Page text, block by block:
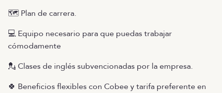
🗺️ Plan de carrera.
💻 Equipo necesario para que puedas trabajar
cómodamente
💂 Clases de inglés subvencionadas por la empresa.
🍀 Beneficios flexibles con Cobee y tarifa preferente en